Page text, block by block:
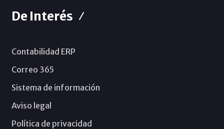
De Interés
Contabilidad ERP
Correo 365
Sistema de información
Aviso legal
Política de privacidad